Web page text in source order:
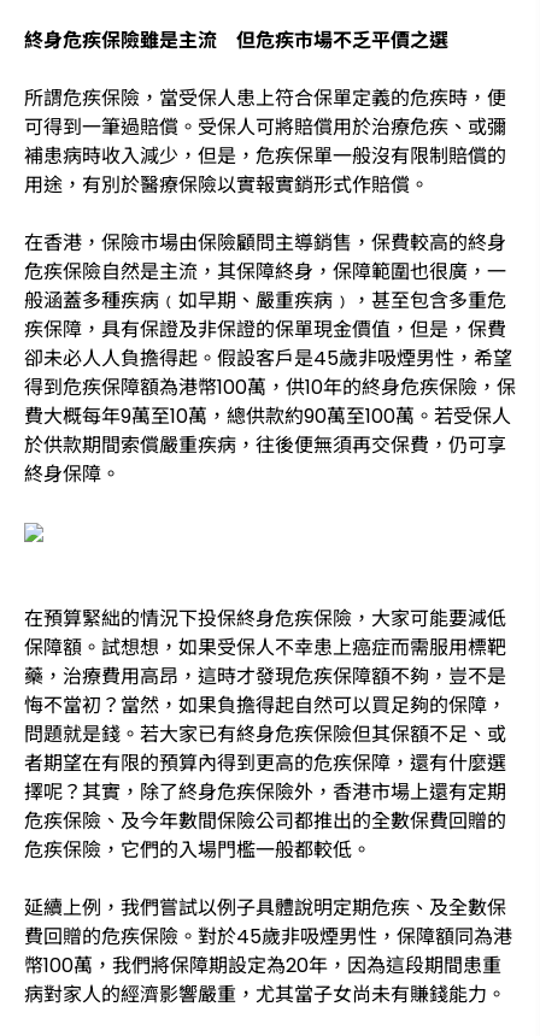
終身危疾保險雖是主流 但危疾市場不乏平價之選
所謂危疾保險，當受保人患上符合保單定義的危疾時，便
可得到一筆過賠償。受保人可將賠償用於治療危疾、或彌
補患病時收入減少，但是，危疾保單一般沒有限制賠償的
用途，有別於醫療保險以實報實銷形式作賠償。
在香港，保險市場由保險顧問主導銷售，保費較高的終身
危疾保險自然是主流，其保障終身，保障範圍也很廣，一
般涵蓋多種疾病﹙如早期、嚴重疾病﹚，甚至包含多重危
疾保障，具有保證及非保證的保單現金價值，但是，保費
卻未必人人負擔得起。假設客戶是45歲非吸煙男性，希望
得到危疾保障額為港幣100萬，供10年的終身危疾保險，保
費大概每年9萬至10萬，總供款約90萬至100萬。若受保人
於供款期間索償嚴重疾病，往後便無須再交保費，仍可享
終身保障。
在預算緊絀的情況下投保終身危疾保險，大家可能要減低
保障額。試想想，如果受保人不幸患上癌症而需服用標靶
藥，治療費用高昂，這時才發現危疾保障額不夠，豈不是
悔不當初？當然，如果負擔得起自然可以買足夠的保障，
問題就是錢。若大家已有終身危疾保險但其保額不足、或
者期望在有限的預算內得到更高的危疾保障，還有什麼選
擇呢？其實，除了終身危疾保險外，香港市場上還有定期
危疾保險、及今年數間保險公司都推出的全數保費回贈的
危疾保險，它們的入場門檻一般都較低。
延續上例，我們嘗試以例子具體說明定期危疾、及全數保
費回贈的危疾保險。對於45歲非吸煙男性，保障額同為港
幣100萬，我們將保障期設定為20年，因為這段期間患重
病對家人的經濟影響嚴重，尤其當子女尚未有賺錢能力。